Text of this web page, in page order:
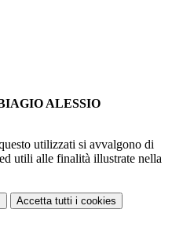
ALESSIO
utilizzati si avvalgono di
utili alle finalità illustrate nella
Accetta tutti i cookies